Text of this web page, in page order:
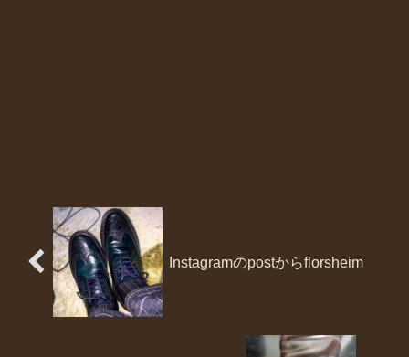
Instagramのpostからflorsheim